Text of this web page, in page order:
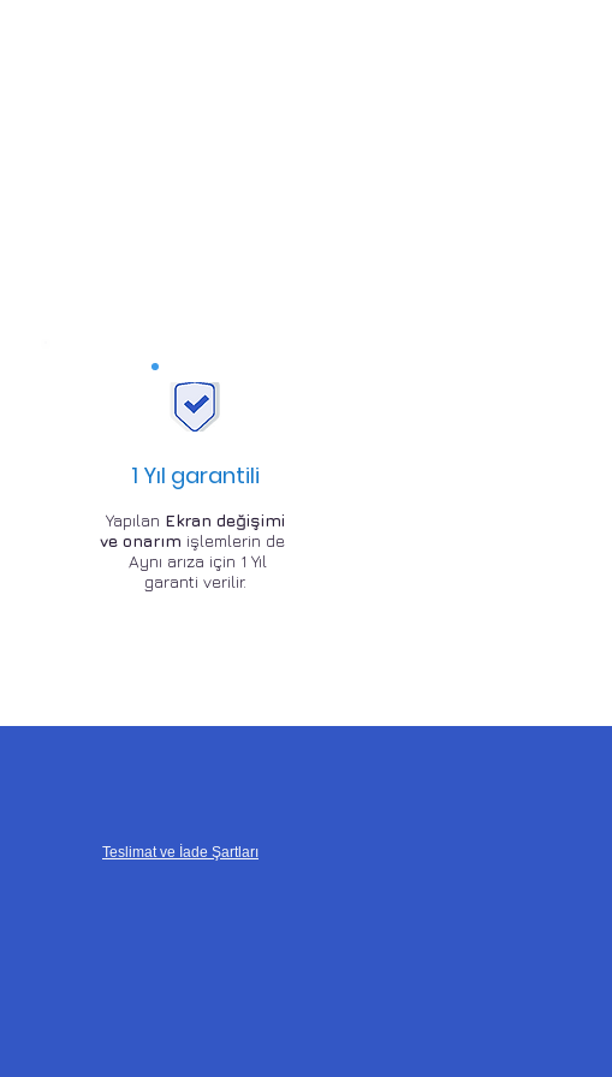
1 Yıl garantili
Yapılan Ekran değişimi
ve onarım işlemlerin de
Aynı arıza için 1 Yıl
garanti verilir.
Teslimat ve İade Şartları